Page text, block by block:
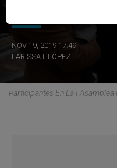
NOV 19, 2019 17:49
LARISSA I. LÓPEZ
Participantes En La I